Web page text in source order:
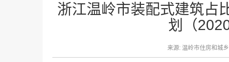
浙江温岭市装配式建筑占
划（
来源: 温岭市住房和城